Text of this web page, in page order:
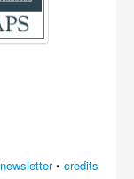
newsletter• credits